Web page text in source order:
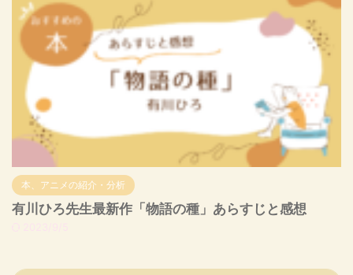
本、アニメの紹介・分析
有川ひろ先生最新作「物語の種」あらすじと感想